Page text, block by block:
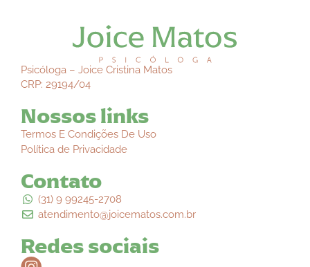
Psicóloga – Joice Cristina Matos
CRP: 29194/04
Nossos links
Termos E Condições De Uso
Política de Privacidade
Contato
(31) 9 99245-2708
atendimento@joicematos.com.br
Redes sociais